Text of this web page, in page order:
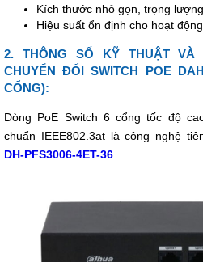
Kích thước nhỏ gọn, trọng
Hiệu suất ổn định cho hoạt
2. THÔNG SỐ KỸ THUẬT VÀ
CHUYỂN ĐỔI SWITCH POE
CỔNG):
Dòng PoE Switch 6 cổng tốc độ
chuẩn IEEE802.3at là công nghệ
DH-PFS3006-4ET-36